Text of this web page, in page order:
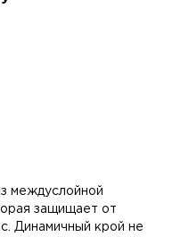
междуслойной
защищает от
Динамичный крой не